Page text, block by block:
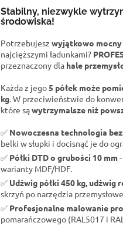
Stabilny, niezwykle
środowiska!
Potrzebujesz wyjątkowo mocny
najcięższymi ładunkami?
przeznaczony dla hale
Każda z jego5 półek może
kg. W przeciwieństwie do
które sąwytrzymalsze niż
✅ Nowoczesna technologia
belki w słupki i docisnąć je do
✅ Półki DTD o grubości 10 mm
warianty MDF/HDF.
✅ Udźwig półki 450 kg, udźwig
skrzyń po narzędzia
✅ Profesjonalne malowanie
pomarańczowego (RAL5017 i